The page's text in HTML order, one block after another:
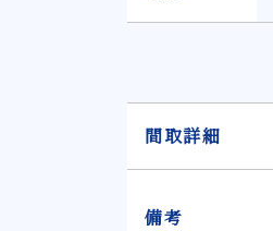
間取詳細
備考